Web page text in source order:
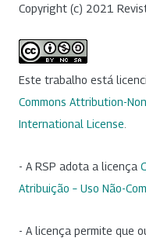
Copyright (c) 2021
Este trabalho está
Commons Attribution-
International License.
- A RSP adota a licença
Atribuição – Uso Não-
- A licença permite que